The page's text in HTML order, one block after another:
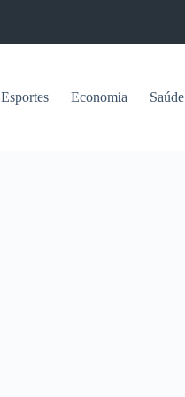
Esportes Economia Saúde